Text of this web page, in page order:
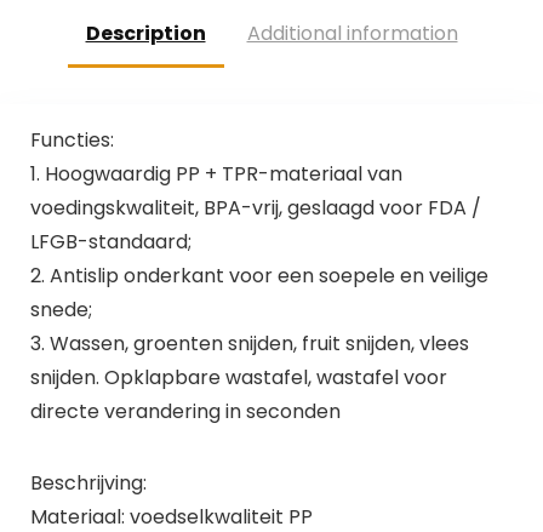
Description Additional information
Functies:
1. Hoogwaardig PP + TPR-materiaal van
voedingskwaliteit, BPA-vrij, geslaagd voor FDA /
LFGB-standaard;
2. Antislip onderkant voor een soepele en veilige
snede;
3. Wassen, groenten snijden, fruit snijden, vlees
snijden. Opklapbare wastafel, wastafel voor
directe verandering in seconden
Beschrijving:
Materiaal: voedselkwaliteit PP